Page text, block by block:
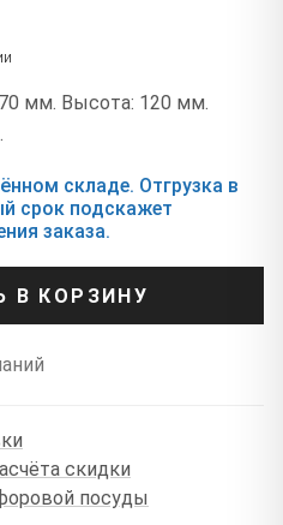
мм. Высота: 120 мм.
складе. Отгрузка в
срок подскажет
заказа.
В КОРЗИНУ
скидки
посуды